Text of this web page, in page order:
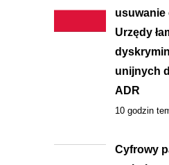
usuwanie
Urzędy
unijnych
ADR
10 godzin
Cyfrowy